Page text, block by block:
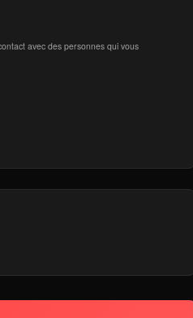
avec des personnes qui vous